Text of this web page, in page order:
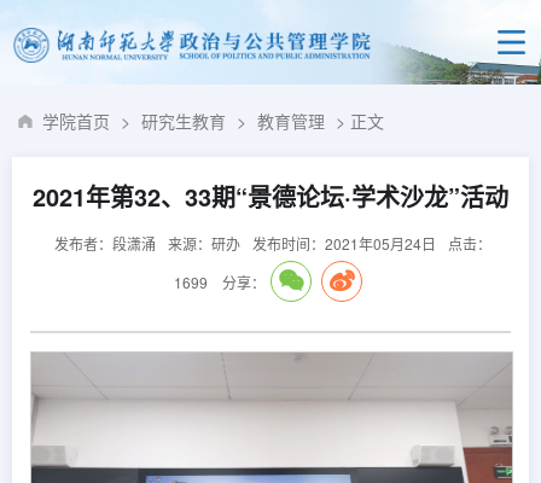
学院首页 > 研究生教育 > 教育管理 > 正文
2021年第32、33期“景德论坛·学术沙龙”活动
发布者：段潇涌 来源：研办 发布时间：2021年05月24日
点击：
1699
分享：